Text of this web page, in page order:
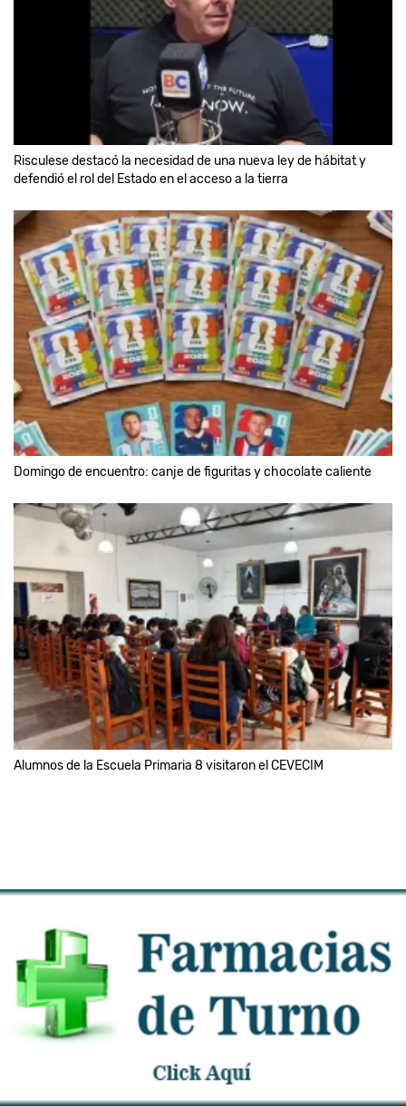
Risculese destacó la necesidad de una nueva ley de hábitat y
defendió el rol del Estado en el acceso a la tierra
Domingo de encuentro: canje de figuritas y chocolate caliente
Alumnos de la Escuela Primaria 8 visitaron el CEVECIM